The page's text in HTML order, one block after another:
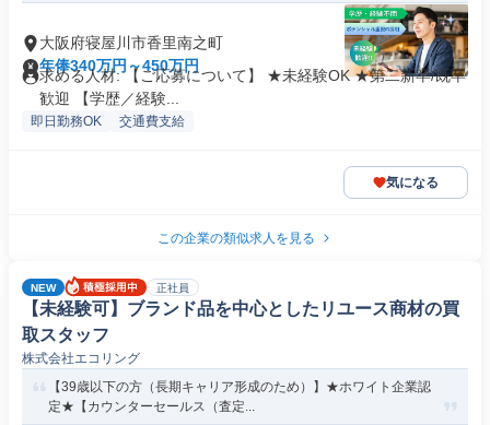
大阪府寝屋川市香里南之町
年俸340万円～450万円
求める人材: 【ご応募について】 ★未経験OK ★第二新卒/既卒
歓迎 【学歴／経験...
即日勤務OK 交通費支給
気になる
この企業の類似求人を見る
NEW 正社員
【未経験可】ブランド品を中心としたリユース商材の買
取スタッフ
株式会社エコリング
【39歳以下の方（長期キャリア形成のため）】★ホワイト企業認
定★【カウンターセールス（査定...